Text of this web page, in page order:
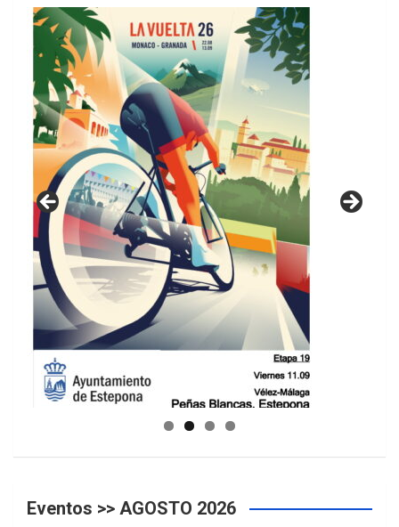
GUIA DE INSTALACIONES DEPORTIVAS
Eventos >> AGOSTO 2026